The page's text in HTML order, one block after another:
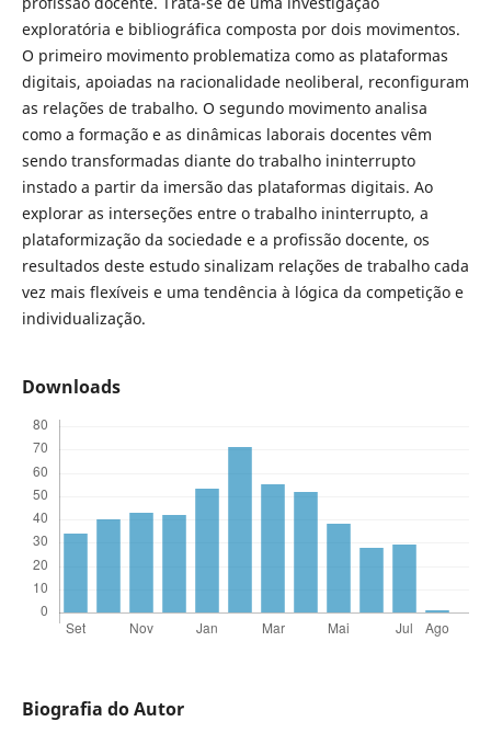
exploratória e bibliográfica composta por dois movimentos.
O primeiro movimento problematiza como as plataformas
digitais, apoiadas na racionalidade neoliberal, reconfiguram
as relações de trabalho. O segundo movimento analisa
como a formação e as dinâmicas laborais docentes vêm
sendo transformadas diante do trabalho ininterrupto
instado a partir da imersão das plataformas digitais. Ao
explorar as interseções entre o trabalho ininterrupto, a
plataformização da sociedade e a profissão docente, os
resultados deste estudo sinalizam relações de trabalho cada
vez mais flexíveis e uma tendência à lógica da competição e
individualização.
Downloads
Biografia do Autor